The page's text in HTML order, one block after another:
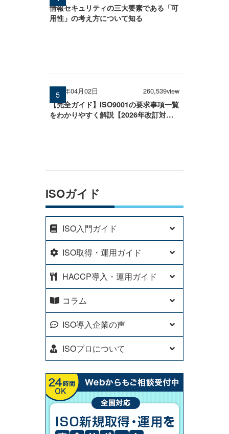
情報セキュリティの三大要素である「可
用性」の考え方について知る
2026年04月02日 260,539view
【完全ガイド】ISO9001の要求事項一覧
をわかりやすく解説【2026年改訂対
ISOガイド
ISO入門ガイド
ISO取得・運用ガイド
HACCP導入・運用ガイド
コラム
ISO導入企業の声
ISOプロについて